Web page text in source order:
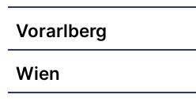
Vorarlberg
Wien